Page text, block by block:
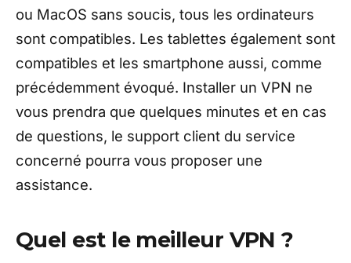
ou MacOS sans soucis, tous les ordinateurs
sont compatibles. Les tablettes également sont
compatibles et les smartphone aussi, comme
précédemment évoqué. Installer un VPN ne
vous prendra que quelques minutes et en cas
de questions, le support client du service
concerné pourra vous proposer une
assistance.
Quel est le meilleur VPN ?